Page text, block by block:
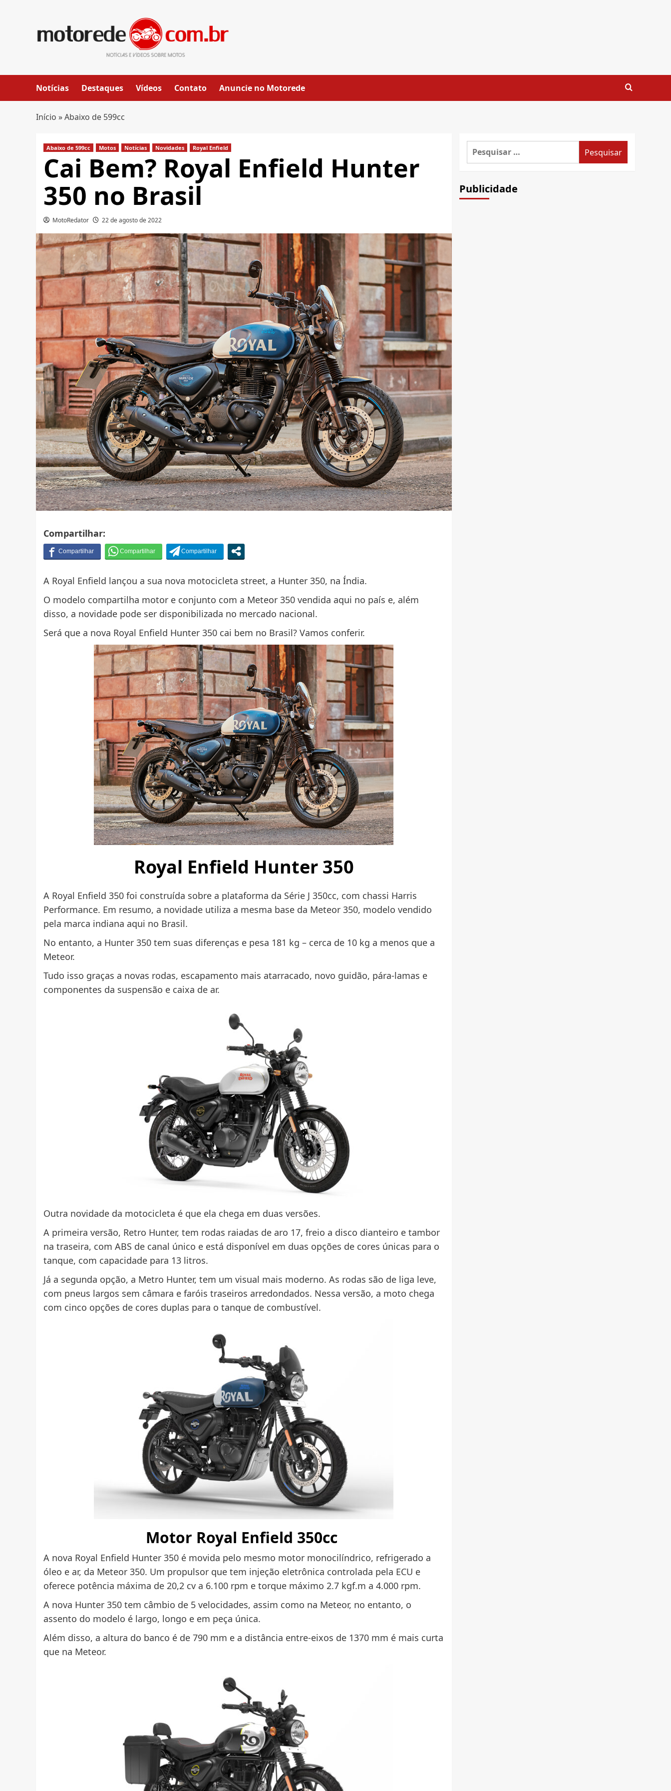
Notícias Destaques Vídeos Contato Anuncie no Motorede
Início »Abaixo de 599cc
Abaixo de 599cc Motos Notícias Novidades Royal Enfield
Cai Bem? Royal Enfield Hunter
350 no Brasil
MotoRedator 22 de agosto de 2022
Compartilhar:
A Royal Enfield lançou a sua nova motocicleta street, a Hunter 350, na Índia.
O modelo compartilha motor e conjunto com a Meteor 350 vendida aqui no país e, além
disso, a novidade pode ser disponibilizada no mercado nacional.
Será que a nova Royal Enfield Hunter 350 cai bem no Brasil? Vamos conferir.
Royal Enfield Hunter 350
A Royal Enfield 350 foi construída sobre a plataforma da Série J 350cc, com chassi Harris
Performance. Em resumo, a novidade utiliza a mesma base da Meteor 350, modelo vendido
pela marca indiana aqui no Brasil.
No entanto, a Hunter 350 tem suas diferenças e pesa 181 kg – cerca de 10 kg a menos que a
Meteor.
Tudo isso graças a novas rodas, escapamento mais atarracado, novo guidão, pára-lamas e
componentes da suspensão e caixa de ar.
Outra novidade da motocicleta é que ela chega em duas versões.
A primeira versão, Retro Hunter, tem rodas raiadas de aro 17, freio a disco dianteiro e tambor
na traseira, com ABS de canal único e está disponível em duas opções de cores únicas para o
tanque, com capacidade para 13 litros.
Já a segunda opção, a Metro Hunter, tem um visual mais moderno. As rodas são de liga leve,
com pneus largos sem câmara e faróis traseiros arredondados. Nessa versão, a moto chega
com cinco opções de cores duplas para o tanque de combustível.
Motor Royal Enfield 350cc
A nova Royal Enfield Hunter 350 é movida pelo mesmo motor monocilíndrico, refrigerado a
óleo e ar, da Meteor 350. Um propulsor que tem injeção eletrônica controlada pela ECU e
oferece potência máxima de 20,2 cv a 6.100 rpm e torque máximo 2.7 kgf.m a 4.000 rpm.
A nova Hunter 350 tem câmbio de 5 velocidades, assim como na Meteor, no entanto, o
assento do modelo é largo, longo e em peça única.
Além disso, a altura do banco é de 790 mm e a distância entre-eixos de 1370 mm é mais curta
que na Meteor.
Pesquisar
Publicidade